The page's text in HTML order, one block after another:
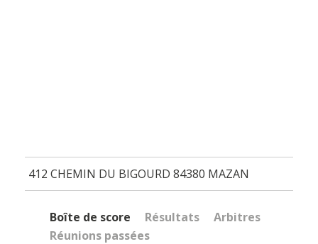
412 CHEMIN DU BIGOURD 84380 MAZAN
Boîte de score Résultats
Arbitres
Réunions passées